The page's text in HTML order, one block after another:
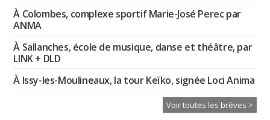
À Colombes, complexe sportif Marie-José Perec par
ANMA
À Sallanches, école de musique, danse et théâtre, par
LINK + DLD
À Issy-les-Moulineaux, la tour Keïko, signée Loci Anima
Voir toutes les brèves >